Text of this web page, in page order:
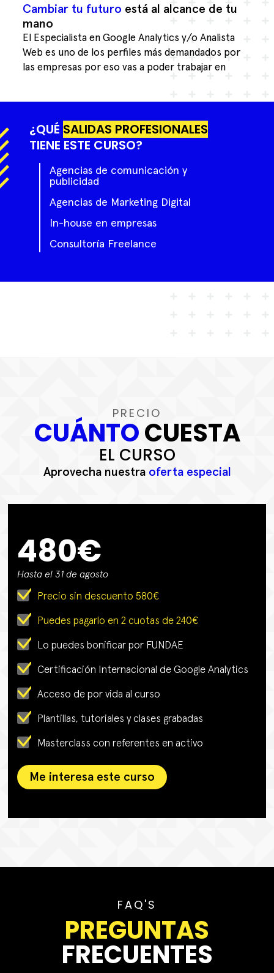
Cambiar tu futuro está al alcance de tu
mano
El Especialista en Google Analytics y/o Analista
Web es uno de los perfiles más demandados por
las empresas por eso vas a poder trabajar en
¿QUÉ SALIDAS PROFESIONALES
TIENE ESTE CURSO?
Agencias de comunicación y
publicidad
Agencias de Marketing Digital
In-house en empresas
Consultoría Freelance
PRECIO
CUÁNTOCUESTA
EL CURSO
Aprovecha nuestra oferta especial
480€
Hasta el 31 de agosto
Precio sin descuento 580€
Puedes pagarlo en 2 cuotas de 240€
Lo puedes bonificar por FUNDAE
Certificación Internacional de Google Analytics
Acceso de por vida al curso
Plantillas, tutoriales y clases grabadas
Masterclass con referentes en activo
Me interesa este curso
FAQ'S
PREGUNTAS
FRECUENTES